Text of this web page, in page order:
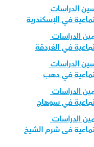
مدرسين الدراسات
في الإسكندرية
معلمين الدراسات
في الغردقة
مدرسين الدراسات
في دهب
معلمين الدراسات
في سوهاج
معلمين الدراسات
في شرم الشيخ